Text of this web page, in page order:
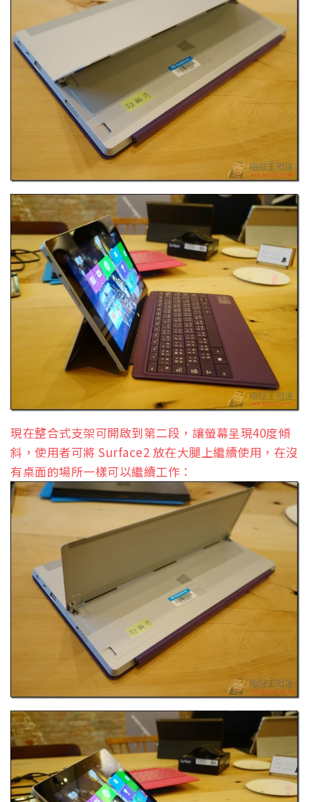
現在整合式支架可開啟到第二段，讓螢幕呈現40度傾
斜，使用者可將 Surface2 放在大腿上繼續使用，在沒
有桌面的場所一樣可以繼續工作：